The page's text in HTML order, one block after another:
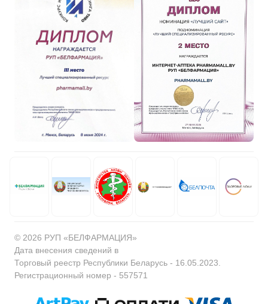
© 2026 РУП «БЕЛФАРМАЦИЯ»
Дата внесения сведений в
Торговый реестр Республики Беларусь - 16.05.2023.
Регистрационный номер - 557571